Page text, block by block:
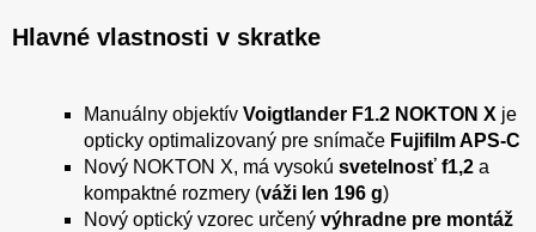
Hlavné vlastnosti v skratke
Manuálny objektív Voigtlander F1.2 NOKTON X je
opticky optimalizovaný pre snímače Fujifilm APS-C
Nový NOKTON X, má vysokú svetelnosť f1,2 a
kompaktné rozmery (váži len 196 g)
Nový optický vzorec určený výhradne pre montáž